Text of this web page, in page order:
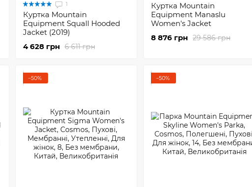
1
Куртка Mountain
Equipment Squall Hooded
Jacket (2019)
6 611 грн
4 628 грн
Куртка Mountain
Equipment Manaslu
Women's Jacket
29 586 грн
8 876 грн
−50% −50%